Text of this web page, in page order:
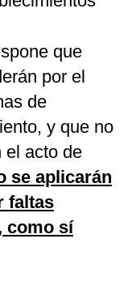
que
por el
de
y que no
el acto de
se aplicarán
faltas
como sí